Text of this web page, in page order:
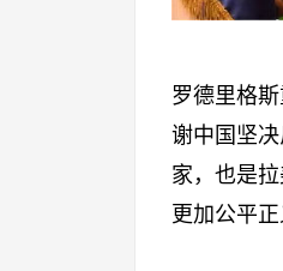
罗德里格
谢中国坚
家，也是
更加公平正